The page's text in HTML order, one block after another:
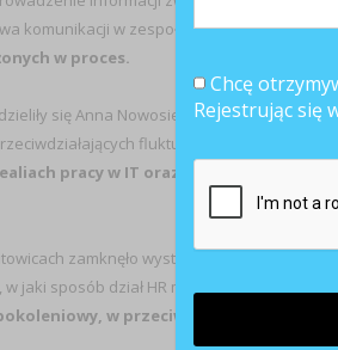
komunikacji w zespołach.Bardzo istotną
w proces.
się Anna Nowosielska i Ewelina
fluktuacji pracowników.
pracy w IT oraz Internal Mobility
zamknęło wystąpienie Agnieszki
jaki sposób dział HR może wspierać
w przeciwnym wypadku
Chcę
Rejestrując się